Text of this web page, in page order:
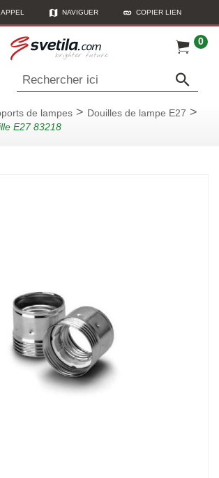
APPEL NAVIGUER COPIER LIEN
0
Rechercher ici
de lampes > Douilles de lampe E27 >
E27 83218